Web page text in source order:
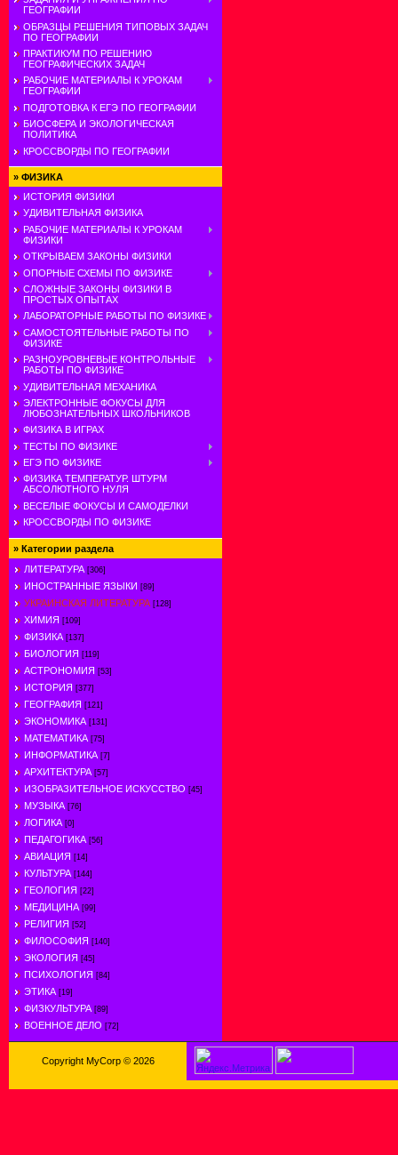
ГЕОГРАФИИ
ОБРАЗЦЫ РЕШЕНИЯ ТИПОВЫХ ЗАДАЧ
ПО ГЕОГРАФИИ
ПРАКТИКУМ ПО РЕШЕНИЮ
ГЕОГРАФИЧЕСКИХ ЗАДАЧ
РАБОЧИЕ МАТЕРИАЛЫ К УРОКАМ
ГЕОГРАФИИ
ПОДГОТОВКА К ЕГЭ ПО ГЕОГРАФИИ
БИОСФЕРА И ЭКОЛОГИЧЕСКАЯ
ПОЛИТИКА
КРОССВОРДЫ ПО ГЕОГРАФИИ
» ФИЗИКА
ИСТОРИЯ ФИЗИКИ
УДИВИТЕЛЬНАЯ ФИЗИКА
РАБОЧИЕ МАТЕРИАЛЫ К УРОКАМ
ФИЗИКИ
ОТКРЫВАЕМ ЗАКОНЫ ФИЗИКИ
ОПОРНЫЕ СХЕМЫ ПО ФИЗИКЕ
СЛОЖНЫЕ ЗАКОНЫ ФИЗИКИ В
ПРОСТЫХ ОПЫТАХ
ЛАБОРАТОРНЫЕ РАБОТЫ ПО ФИЗИКЕ
САМОСТОЯТЕЛЬНЫЕ РАБОТЫ ПО
ФИЗИКЕ
РАЗНОУРОВНЕВЫЕ КОНТРОЛЬНЫЕ
РАБОТЫ ПО ФИЗИКЕ
УДИВИТЕЛЬНАЯ МЕХАНИКА
ЭЛЕКТРОННЫЕ ФОКУСЫ ДЛЯ
ЛЮБОЗНАТЕЛЬНЫХ ШКОЛЬНИКОВ
ФИЗИКА В ИГРАХ
ТЕСТЫ ПО ФИЗИКЕ
ЕГЭ ПО ФИЗИКЕ
ФИЗИКА ТЕМПЕРАТУР. ШТУРМ
АБСОЛЮТНОГО НУЛЯ
ВЕСЕЛЫЕ ФОКУСЫ И САМОДЕЛКИ
КРОССВОРДЫ ПО ФИЗИКЕ
» Категории раздела
ЛИТЕРАТУРА [306]
ИНОСТРАННЫЕ ЯЗЫКИ [89]
УКРАИНСКАЯ ЛИТЕРАТУРА [128]
ХИМИЯ [109]
ФИЗИКА [137]
БИОЛОГИЯ [119]
АСТРОНОМИЯ [53]
ИСТОРИЯ [377]
ГЕОГРАФИЯ [121]
ЭКОНОМИКА [131]
МАТЕМАТИКА [75]
ИНФОРМАТИКА [7]
АРХИТЕКТУРА [57]
ИЗОБРАЗИТЕЛЬНОЕ ИСКУССТВО [45]
МУЗЫКА [76]
ЛОГИКА [0]
ПЕДАГОГИКА [56]
АВИАЦИЯ [14]
КУЛЬТУРА [144]
ГЕОЛОГИЯ [22]
МЕДИЦИНА [99]
РЕЛИГИЯ [52]
ФИЛОСОФИЯ [140]
ЭКОЛОГИЯ [45]
ПСИХОЛОГИЯ [84]
ЭТИКА [19]
ФИЗКУЛЬТУРА [89]
ВОЕННОЕ ДЕЛО [72]
Copyright MyCorp © 2026